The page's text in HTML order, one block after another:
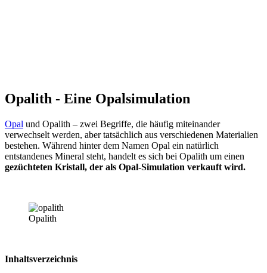
Opalith - Eine Opalsimulation
Opal und Opalith – zwei Begriffe, die häufig miteinander
verwechselt werden, aber tatsächlich aus verschiedenen Materialien
bestehen. Während hinter dem Namen Opal ein natürlich
entstandenes Mineral steht, handelt es sich bei Opalith um einen
gezüchteten Kristall, der als Opal-Simulation verkauft wird.
Opalith
Inhaltsverzeichnis